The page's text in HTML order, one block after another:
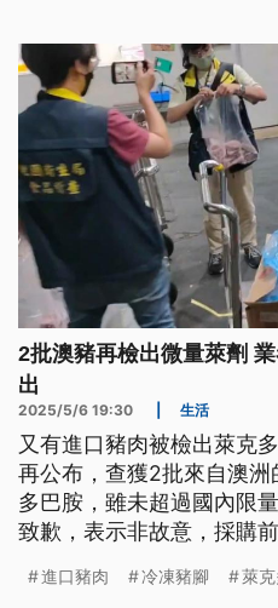
2批澳豬再檢出微量萊劑
出
2025/5/6 19:30 生活
又有進口豬肉被檢出萊克
再公布，查獲2批來自澳
多巴胺，雖未超過國內限
致歉，表示非故意，採購
進口豬肉 冷凍豬腳 萊